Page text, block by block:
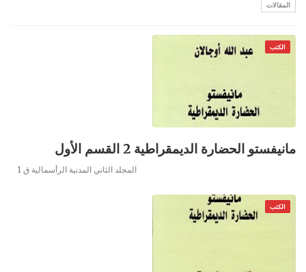
المقالات
الكتب
مانيفستو الحضارة الديمقراطية 2 القسم الأول
المجلد الثاني المدنية الرأسمالية ق 1
الكتب